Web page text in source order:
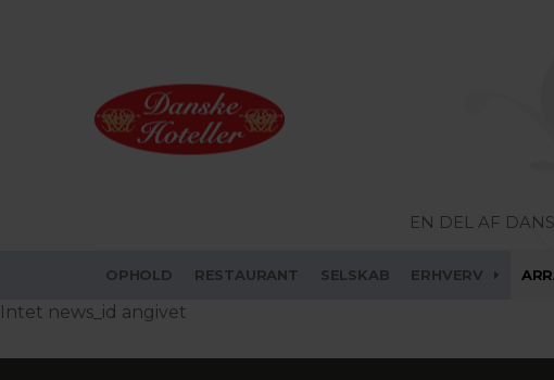
EN DEL AF
OPHOLD RESTAURANT SELSKAB ERHVERV
Intet news_id angivet